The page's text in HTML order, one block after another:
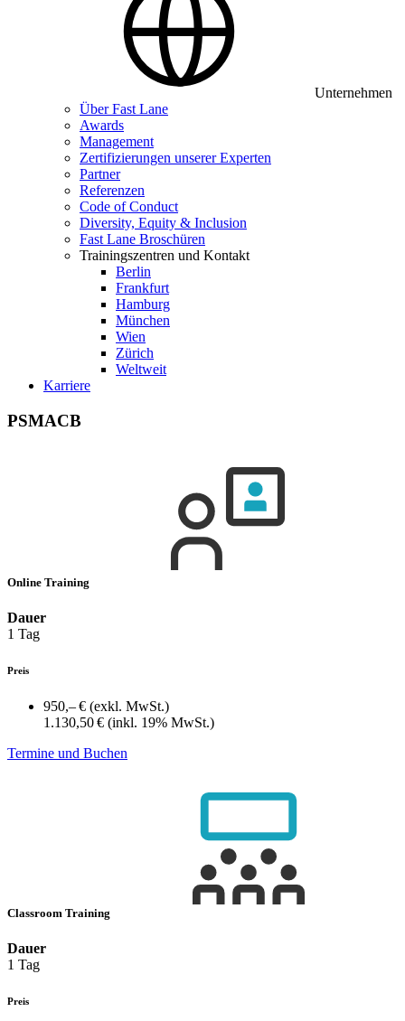
Unternehmen
Über Fast Lane
Awards
Management
Zertifizierungen unserer Experten
Partner
Referenzen
Code of Conduct
Diversity, Equity & Inclusion
Fast Lane Broschüren
Trainingszentren und Kontakt
Berlin
Frankfurt
Hamburg
München
Wien
Zürich
Weltweit
Karriere
PSMACB
Online Training
Dauer
1 Tag
Preis
950,– € (exkl. MwSt.)
1.130,50 € (inkl. 19% MwSt.)
Termine und Buchen
Classroom Training
Dauer
1 Tag
Preis